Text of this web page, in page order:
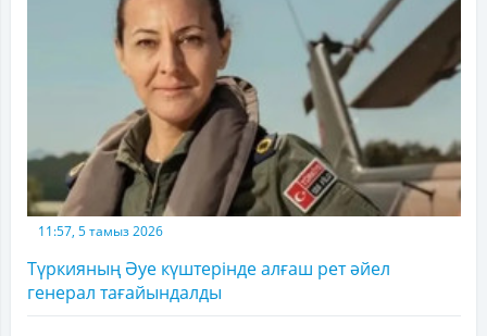
11:57, 5 тамыз 2026
Түркияның Әуе күштерінде алғаш рет әйел
генерал тағайындалды